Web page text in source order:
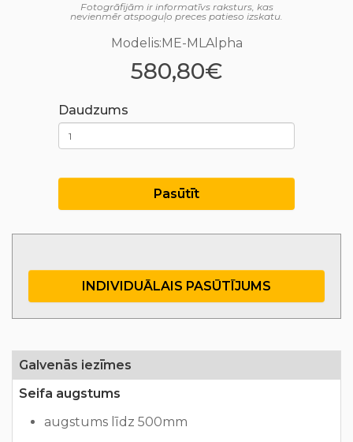
Fotogrāfijām ir informatīvs raksturs, kas
nevienmēr atspoguļo preces patieso izskatu.
Modelis:ME-MLAlpha
580,80€
Daudzums
Pasūtīt
INDIVIDUĀLAIS PASŪTĪJUMS
Galvenās iezīmes
Seifa augstums
augstums līdz 500mm